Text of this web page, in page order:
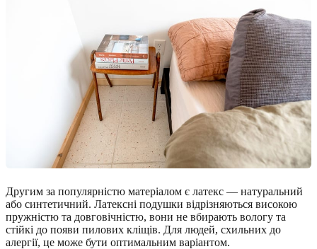
Другим за популярністю матеріалом є латекс — натуральний
або синтетичний. Латексні подушки відрізняються високою
пружністю та довговічністю, вони не вбирають вологу та
стійкі до появи пилових кліщів. Для людей, схильних до
алергії, це може бути оптимальним варіантом.